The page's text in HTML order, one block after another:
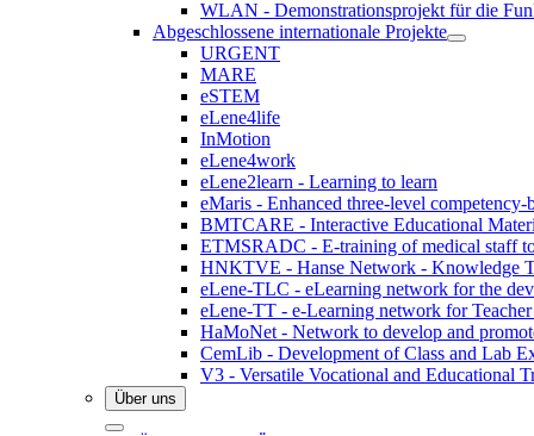
WLAN - Demonstrationsprojekt für die
Abgeschlossene internationale Projekte
URGENT
MARE
eSTEM
eLene4life
InMotion
eLene4work
eLene2learn - Learning to learn
eMaris - Enhanced three-level
BMTCARE - Interactive Educational
ETMSRADC - E-training of medical staff
HNKTVE - Hanse Network - Knowledge
eLene-TLC - eLearning network for the
eLene-TT - e-Learning network for
HaMoNet - Network to develop and
CemLib - Development of Class and Lab
V3 - Versatile Vocational and Educational
Über uns